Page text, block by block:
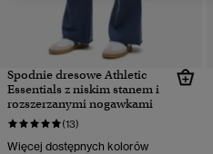
Spodnie dresowe Athletic
Essentials z niskim stanem i
rozszerzanymi nogawkami
(13)
Więcej dostępnych kolorów